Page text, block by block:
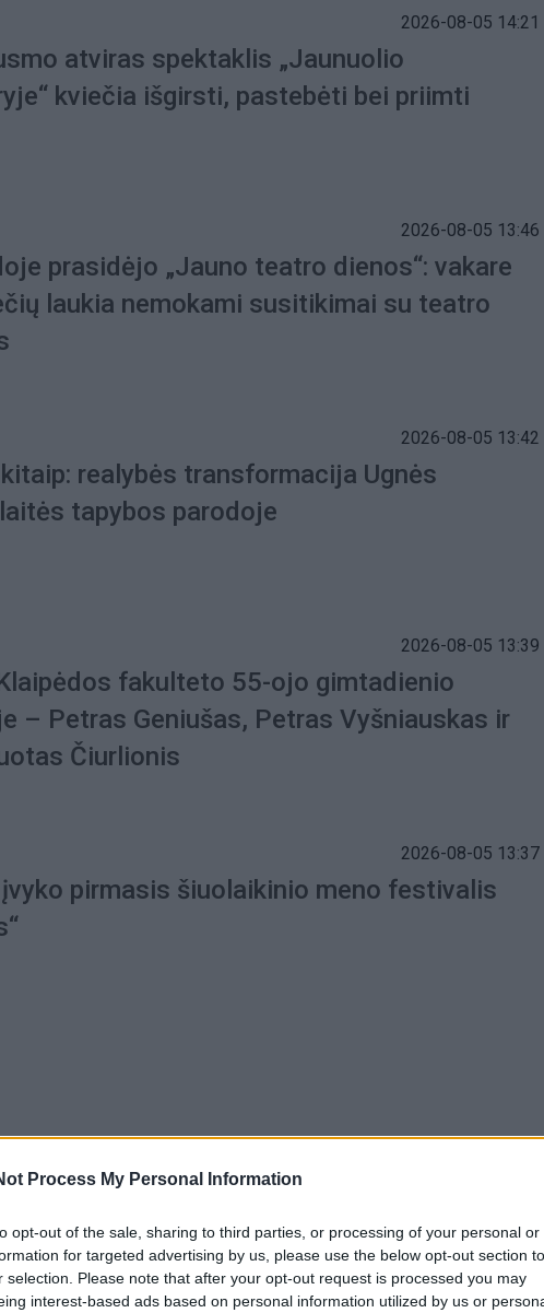
Process My Personal Information
opt-out of the sale, sharing to third parties, or processing of your personal or
for targeted advertising by us, please use the below opt-out section to
selection. Please note that after your opt-out request is processed you may
interest-based ads based on personal information utilized by us or
2026-08-05 14:21
atviras spektaklis „Jaunuolio
kviečia išgirsti, pastebėti bei priimti
2026-08-05 13:46
prasidėjo „Jauno teatro dienos“: vakare
laukia nemokami susitikimai su teatro
2026-08-05 13:42
realybės transformacija Ugnės
tapybos parodoje
2026-08-05 13:39
fakulteto 55-ojo gimtadienio
– Petras Geniušas, Petras Vyšniauskas ir
Čiurlionis
2026-08-05 13:37
pirmasis šiuolaikinio meno festivalis